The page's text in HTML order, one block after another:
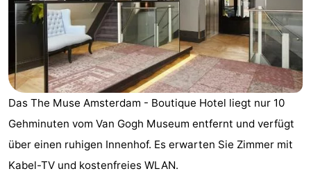
Appartements
Campingplätze
Ferienhäuser
-
Het
-
Das The Muse Amsterdam - Boutique Hotel liegt nur 10
Gehminuten vom Van Gogh Museum entfernt und verfügt
über einen ruhigen Innenhof. Es erwarten Sie Zimmer mit
Kabel-TV und kostenfreies WLAN.